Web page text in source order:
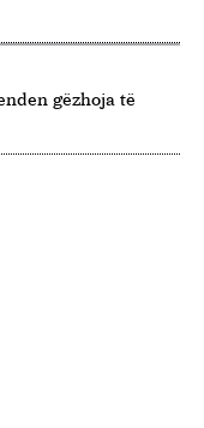
gëzhoja të